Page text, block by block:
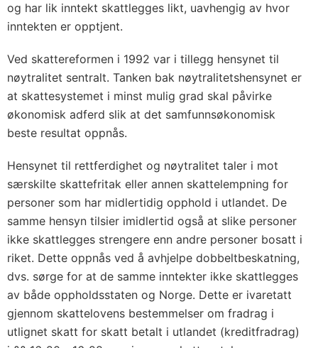
og har lik inntekt skattlegges likt, uavhengig av hvor
inntekten er opptjent.
Ved skattereformen i 1992 var i tillegg hensynet til
nøytralitet sentralt. Tanken bak nøytralitetshensynet er
at skattesystemet i minst mulig grad skal påvirke
økonomisk adferd slik at det samfunnsøkonomisk
beste resultat oppnås.
Hensynet til rettferdighet og nøytralitet taler i mot
særskilte skattefritak eller annen skattelempning for
personer som har midlertidig opphold i utlandet. De
samme hensyn tilsier imidlertid også at slike personer
ikke skattlegges strengere enn andre personer bosatt i
riket. Dette oppnås ved å avhjelpe dobbeltbeskatning,
dvs. sørge for at de samme inntekter ikke skattlegges
av både oppholdsstaten og Norge. Dette er ivaretatt
gjennom skattelovens bestemmelser om fradrag i
utlignet skatt for skatt betalt i utlandet (kreditfradrag)